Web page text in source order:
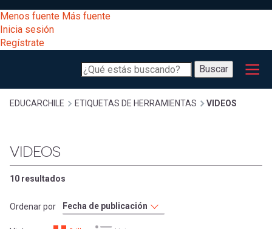
al
contenido
principal
[Educarchile
Escritorio]
Menú
entrar
a
Menos fuente Más fuente
Inicia sesión
Regístrate
Buscar
Buscar
Menú
principal
Desarrollo
Expand
Gestión
Comunidad
Expand
Expand
Sobrescribir
enlaces
de
EDUCARCHILE ETIQUETAS DE HERRAMIENTAS VIDEOS
VIDEOS
10 resultados
Ordenar por